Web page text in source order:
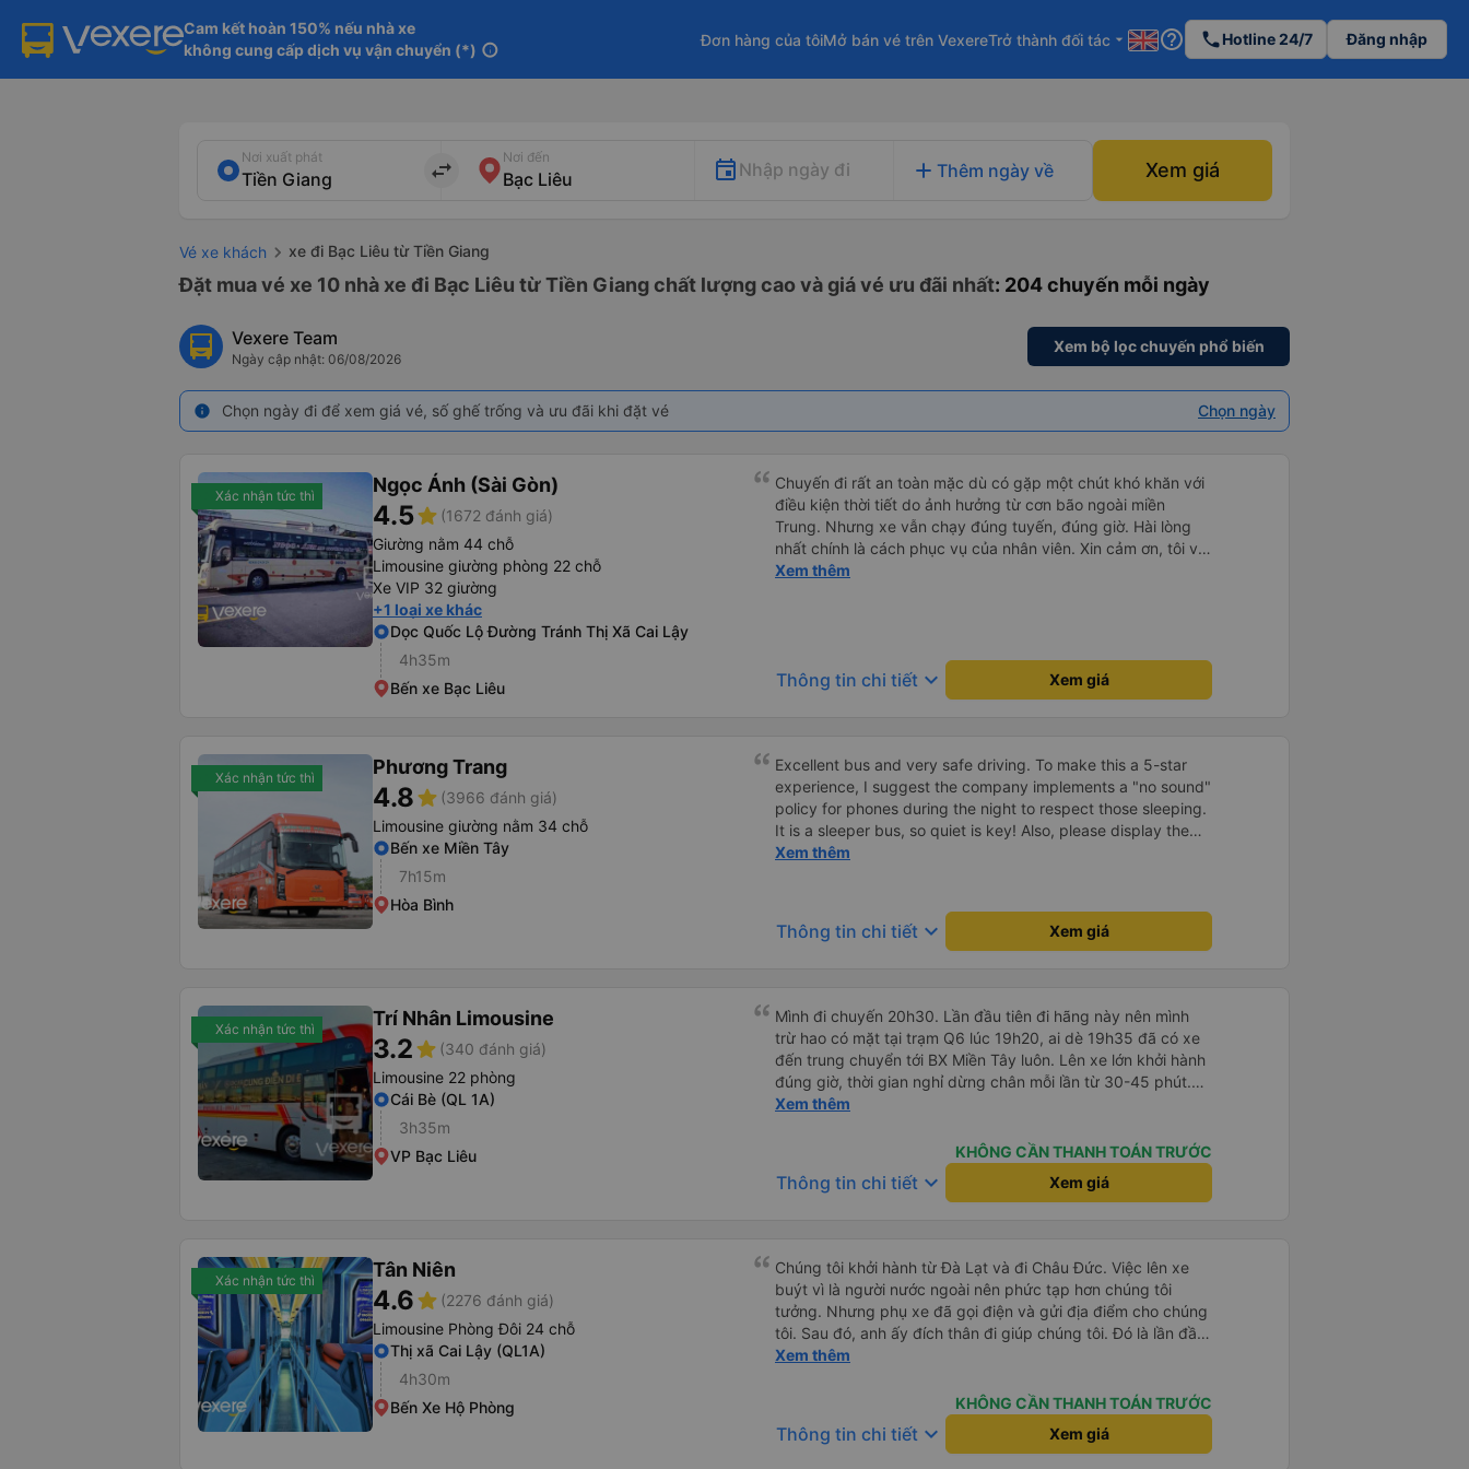
Cam kết hoàn 150% nếu nhà xe
không cung cấp dịch vụ vận chuyển (*) info
Đơn hàng của tôiMở bán vé trên VexereTrở thành đối tác arrow_drop_down help_outline phoneHotline 24/7 Đăng nhập
Nơi xuất phát
import_export
Nơi đến
Nhập ngày đi add Thêm ngày về Xem giá
Vé xe khách xe đi Bạc Liêu từ Tiền Giang
Đặt mua vé xe 10 nhà xe đi Bạc Liêu từ Tiền Giang chất lượng cao và giá vé ưu đãi nhất: 204 chuyến mỗi ngày
Vexere Team
Ngày cập nhật: 06/08/2026
Xem bộ lọc chuyến phổ biến
info Chọn ngày đi để xem giá vé, số ghế trống và ưu đãi khi đặt vé Chọn ngày
Xác nhận tức thì Ngọc Ánh (Sài Gòn)
4.5star (1672 đánh giá)
Giường nằm 44 chỗ
Limousine giường phòng 22 chỗ
Xe VIP 32 giường
+1 loại xe khác
Dọc Quốc Lộ Đường Tránh Thị Xã Cai Lậy
4h35m
Bến xe Bạc Liêu
Chuyến đi rất an toàn mặc dù có gặp một chút khó khăn với
điều kiện thời tiết do ảnh hưởng từ cơn bão ngoài miền
Trung. Nhưng xe vẫn chạy đúng tuyến, đúng giờ. Hài lòng
nhất chính là cách phục vụ của nhân viên. Xin cảm ơn, tôi và
gia đình sẽ tiếp tục ủng hộ nhà xe mình trong những chuyến
Xem thêm
Thông tin chi tiết keyboard_arrow_down Xem giá
Xác nhận tức thì Phương Trang
4.8star (3966 đánh giá)
Limousine giường nằm 34 chỗ
Bến xe Miền Tây
7h15m
Hòa Bình
Excellent bus and very safe driving. To make this a 5-star
experience, I suggest the company implements a "no sound"
policy for phones during the night to respect those sleeping.
It is a sleeper bus, so quiet is key! Also, please display the
Wi-Fi password clearly inside the cabin for convenience. I
hơn, tôi góp ý nhà xe nên có quy định rõ ràng về việc giữ im
lặng (tắt âm thanh điện thoại) vào ban đêm để tránh làm
Tôi vẫn sẽ tiếp tục ủng hộ nhà xe trong tương lai!
Xem thêm
Thông tin chi tiết keyboard_arrow_down Xem giá
Xác nhận tức thì Trí Nhân Limousine
3.2star (340 đánh giá)
Limousine 22 phòng
Cái Bè (QL 1A)
3h35m
VP Bạc Liêu
Mình đi chuyến 20h30. Lần đầu tiên đi hãng này nên mình
trừ hao có mặt tại trạm Q6 lúc 19h20, ai dè 19h35 đã có xe
đến trung chuyển tới BX Miền Tây luôn. Lên xe lớn khởi hành
đúng giờ, thời gian nghỉ dừng chân mỗi lần từ 30-45 phút.
Đến trạm Giá Rai thì có xe trung chuyển chờ sẵn chở đến nơi.
Xem thêm
KHÔNG CẦN THANH TOÁN TRƯỚC
Thông tin chi tiết keyboard_arrow_down Xem giá
Xác nhận tức thì Tân Niên
4.6star (2276 đánh giá)
Limousine Phòng Đôi 24 chỗ
Thị xã Cai Lậy (QL1A)
4h30m
Bến Xe Hộ Phòng
Chúng tôi khởi hành từ Đà Lạt và đi Châu Đức. Việc lên xe
buýt vì là người nước ngoài nên phức tạp hơn chúng tôi
tưởng. Nhưng phụ xe đã gọi điện và gửi địa điểm cho chúng
tôi. Sau đó, anh ấy đích thân đi giúp chúng tôi. Đó là lần đầu
tiên đi xe giường nằm với hai đứa trẻ nhỏ khá thú vị. Chúng
uống. Tôi rất ngạc nhiên khi xe dừng lại lúc nửa đêm ở Cần
Thơ và mọi người xuống xe ăn. Khi đến điểm dừng, họ đánh
thức chúng tôi dậy và đảm bảo chúng tôi đã sẵn sàng. Nhìn
Xem thêm
KHÔNG CẦN THANH TOÁN TRƯỚC
Thông tin chi tiết keyboard_arrow_down Xem giá